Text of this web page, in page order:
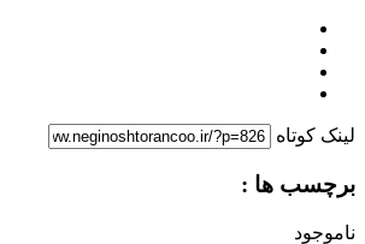
لینک کوتاه
برچسب ها :
ناموجود